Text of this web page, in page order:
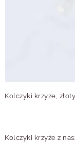
Kolczyki krzyże,
Kolczyki krzyże z